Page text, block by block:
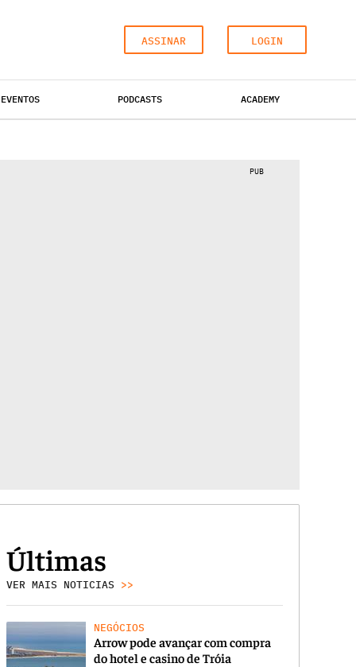
ASSINAR LOGIN
EVENTOS PODCASTS ACADEMY
PUB
Últimas
VER MAIS NOTICIAS >>
NEGÓCIOS
Arrow pode avançar com compra
do hotel e casino de Tróia